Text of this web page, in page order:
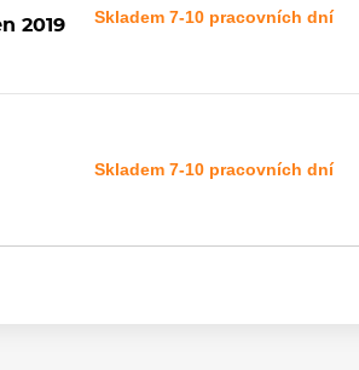
2019
Skladem 7-10 pracovních dní
Skladem 7-10 pracovních dní